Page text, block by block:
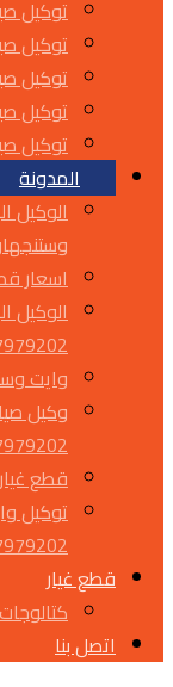
توكيل صيانة
توكيل
توكيل
توكيل
توكيل
المدونة
الوكيل
وستنجهاوس
اسعار قطع
الوكيل
وايت
وكيل
01007979202
قطع غيار
توكيل
قطع غيار
اتصل بنا